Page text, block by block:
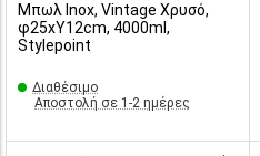
Μπωλ Inox, Vintage Χρυσό,
φ25xΥ12cm, 4000ml,
Stylepoint
Διαθέσιμο
Αποστολή σε 1-2 ημέρες